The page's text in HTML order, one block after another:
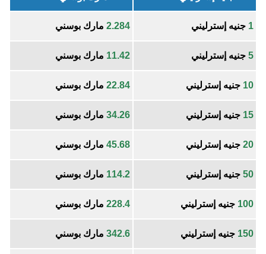
1 جنيه إسترليني 2.284 مارك بوسني
5 جنيه إسترليني 11.42 مارك بوسني
10 جنيه إسترليني 22.84 مارك بوسني
15 جنيه إسترليني 34.26 مارك بوسني
20 جنيه إسترليني 45.68 مارك بوسني
50 جنيه إسترليني 114.2 مارك بوسني
100 جنيه إسترليني 228.4 مارك بوسني
150 جنيه إسترليني 342.6 مارك بوسني